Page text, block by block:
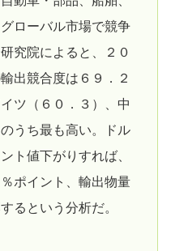
ローバル市場で競争
究院によると、２０
出競合度は６９．２
ツ（６０．３）、中
うち最も高い。ドル
ト値下がりすれば、
ポイント、輸出物量
るという分析だ。